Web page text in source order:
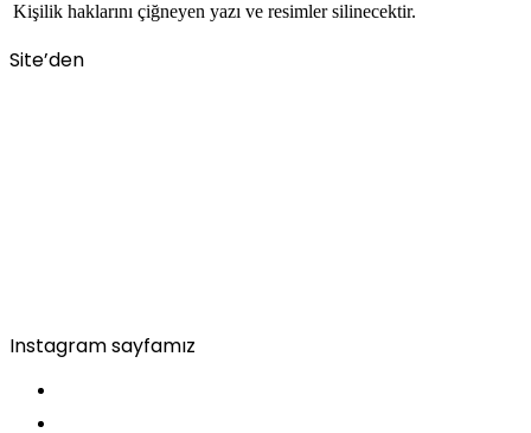
Kişilik haklarını çiğneyen yazı ve resimler silinecektir.
Site’den
Instagram sayfamız